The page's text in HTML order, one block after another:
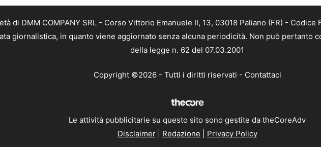
di DMM COMPANY SRL - Corso Vittorio Emanuele II, 13, 03018 Paliano (FR) -
giornalistica, in quanto viene aggiornato senza alcuna periodicità. Non può pertanto
della legge n. 62 del 07.03.2001
Copyright ©2026 - Tutti i diritti riservati - Contattaci
Le attività pubblicitarie su questo sito sono gestite da theCoreAdv
Disclaimer| Redazione Privacy Policy